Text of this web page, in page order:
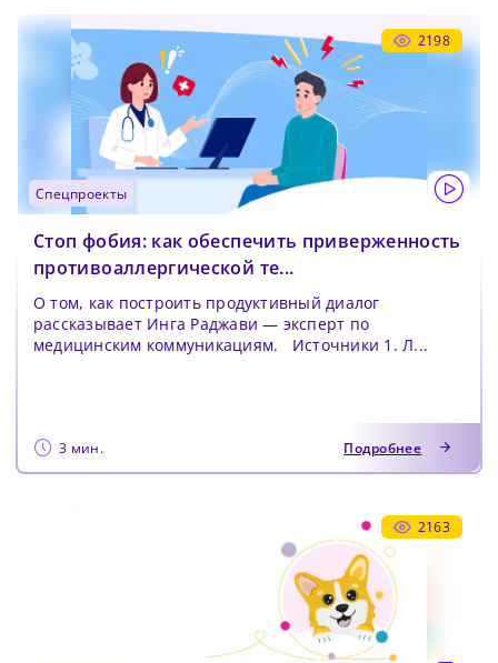
2198
спецпроекты
Стоп фобия: как обеспечить приверженность
противоаллергической те...
О том, как построить продуктивный диалог
рассказывает Инга Раджави — эксперт по
медицинским коммуникациям. Источники 1. Л...
3 мин. Подробнее
2163